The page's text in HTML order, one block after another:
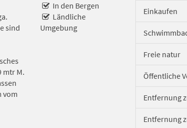
sind
mtr M.
vom
In den Bergen
Ländliche
Umgebung
Einkaufen
Freie natur
Öffentliche
Entfernung
Entfernung